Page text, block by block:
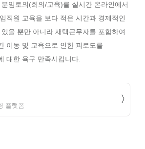
임토의(회의/교육)를 실시간 온라인에서
직원 교육을 보다 적은 시간과 경제적인
을 뿐만 아니라 재택근무자를 포함하여
이동 및 교육으로 인한 피로도를
대한 욕구 만족시킵니다.
플랫폼